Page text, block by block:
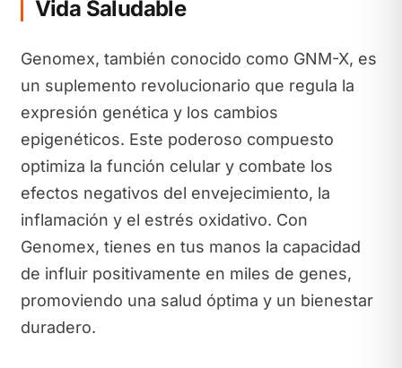
Vida Saludable
Genomex, también conocido como GNM-X, es
un suplemento revolucionario que regula la
expresión genética y los cambios
epigenéticos. Este poderoso compuesto
optimiza la función celular y combate los
efectos negativos del envejecimiento, la
inflamación y el estrés oxidativo. Con
Genomex, tienes en tus manos la capacidad
de influir positivamente en miles de genes,
promoviendo una salud óptima y un bienestar
duradero.